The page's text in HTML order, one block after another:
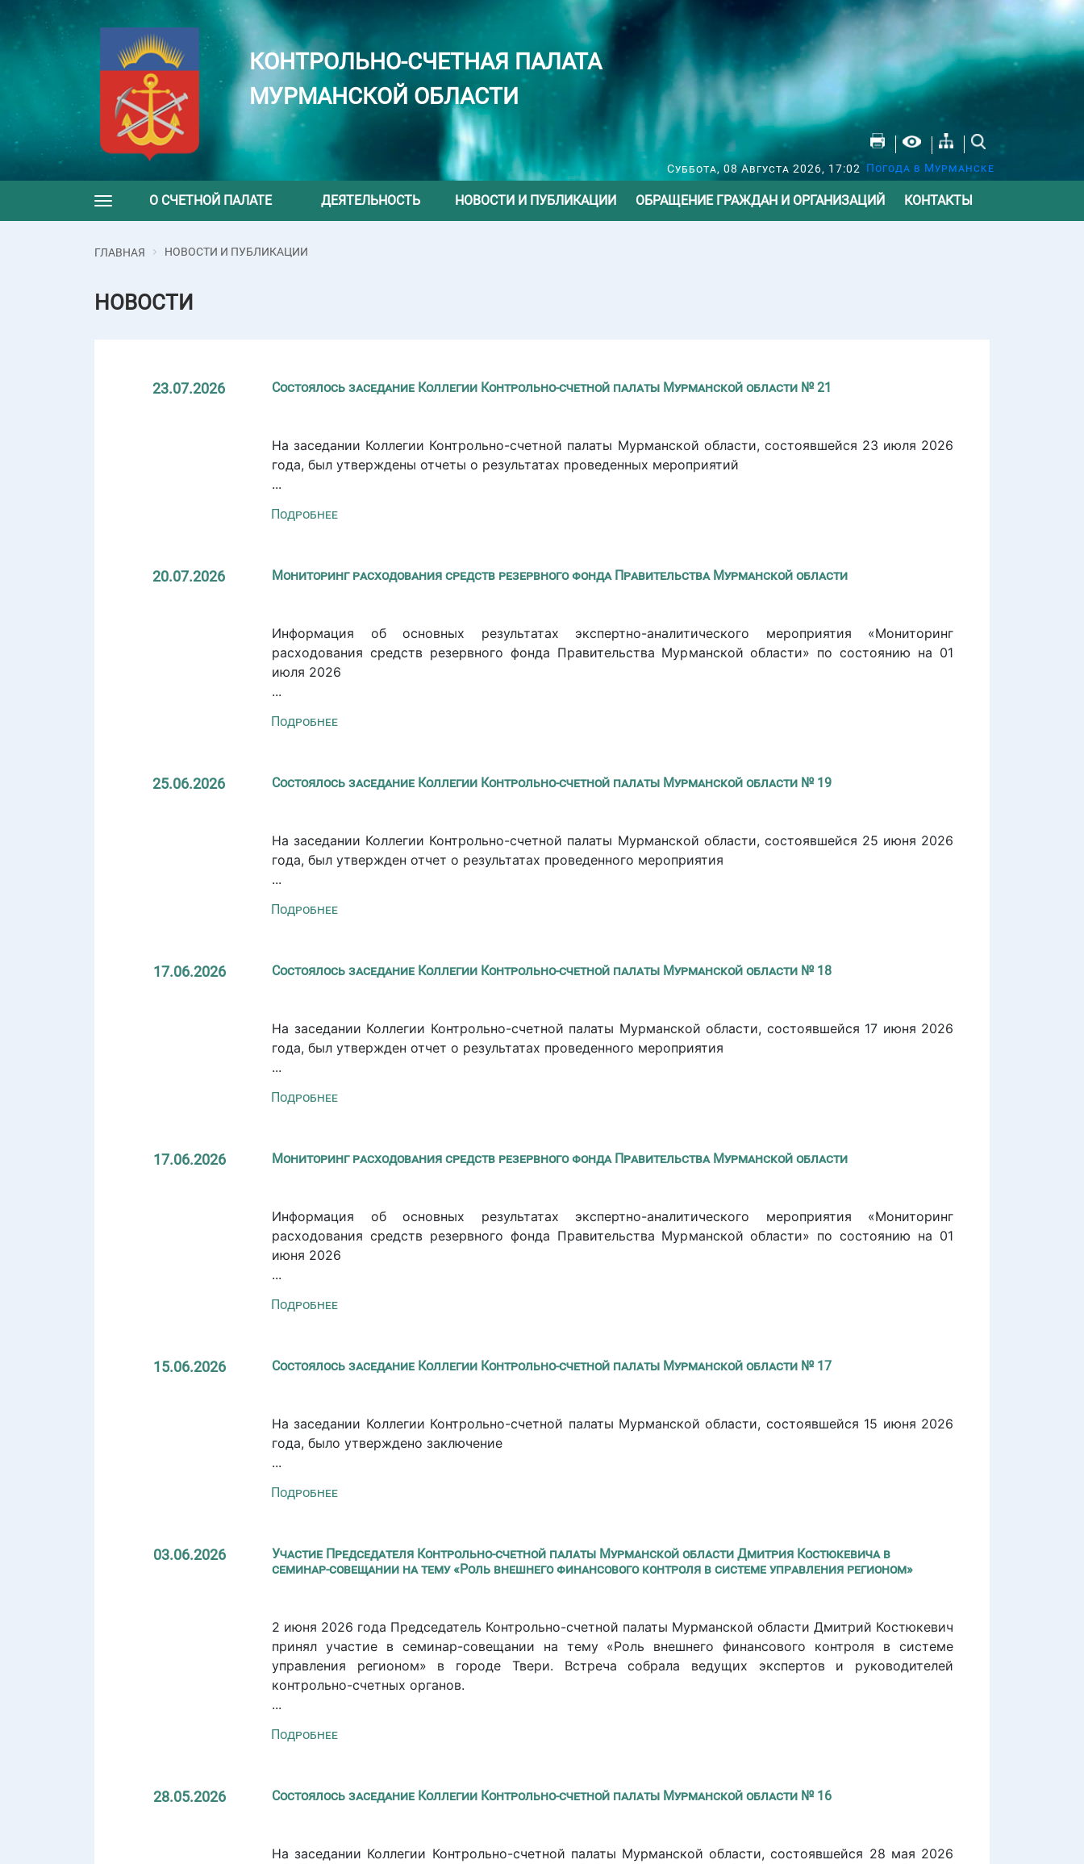
КОНТРОЛЬНО-СЧЕТНАЯ ПАЛАТА
МУРМАНСКОЙ ОБЛАСТИ
Суббота, 08 Августа 2026, 17:02 Погода в Мурманске
Toggle navigation
О СЧЕТНОЙ ПАЛАТЕ ДЕЯТЕЛЬНОСТЬ НОВОСТИ И ПУБЛИКАЦИИ ОБРАЩЕНИЕ ГРАЖДАН И ОРГАНИЗАЦИЙ КОНТАКТЫ
ГЛАВНАЯ НОВОСТИ И ПУБЛИКАЦИИ
НОВОСТИ
23.07.2026 Состоялось заседание Коллегии Контрольно-счетной палаты Мурманской области № 21
На заседании Коллегии Контрольно-счетной палаты Мурманской области, состоявшейся 23 июля 2026
года, был утверждены отчеты о результатах проведенных мероприятий
...
Подробнее
20.07.2026 Мониторинг расходования средств резервного фонда Правительства Мурманской области
Информация об основных результатах экспертно-аналитического мероприятия «Мониторинг
расходования средств резервного фонда Правительства Мурманской области» по состоянию на 01
июля 2026
...
Подробнее
25.06.2026 Состоялось заседание Коллегии Контрольно-счетной палаты Мурманской области № 19
На заседании Коллегии Контрольно-счетной палаты Мурманской области, состоявшейся 25 июня 2026
года, был утвержден отчет о результатах проведенного мероприятия
...
Подробнее
17.06.2026 Состоялось заседание Коллегии Контрольно-счетной палаты Мурманской области № 18
На заседании Коллегии Контрольно-счетной палаты Мурманской области, состоявшейся 17 июня 2026
года, был утвержден отчет о результатах проведенного мероприятия
...
Подробнее
17.06.2026 Мониторинг расходования средств резервного фонда Правительства Мурманской области
Информация об основных результатах экспертно-аналитического мероприятия «Мониторинг
расходования средств резервного фонда Правительства Мурманской области» по состоянию на 01
июня 2026
...
Подробнее
15.06.2026 Состоялось заседание Коллегии Контрольно-счетной палаты Мурманской области № 17
На заседании Коллегии Контрольно-счетной палаты Мурманской области, состоявшейся 15 июня 2026
года, было утверждено заключение
...
Подробнее
03.06.2026
Участие Председателя Контрольно-счетной палаты Мурманской области Дмитрия Костюкевича в
семинар-совещании на тему «Роль внешнего финансового контроля в системе управления регионом»
2 июня 2026 года Председатель Контрольно-счетной палаты Мурманской области Дмитрий Костюкевич
принял участие в семинар-совещании на тему «Роль внешнего финансового контроля в системе
управления регионом» в городе Твери. Встреча собрала ведущих экспертов и руководителей
контрольно-счетных органов.
...
Подробнее
28.05.2026 Состоялось заседание Коллегии Контрольно-счетной палаты Мурманской области № 16
На заседании Коллегии Контрольно-счетной палаты Мурманской области, состоявшейся 28 мая 2026